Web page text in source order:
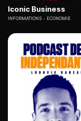
Iconic Business
INFORMATIONS ECONOMIE